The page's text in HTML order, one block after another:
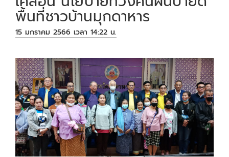
พื้นที่ชาวบ้านมุกดาหาร
15 มกราคม 2566 เวลา 14:22 น.